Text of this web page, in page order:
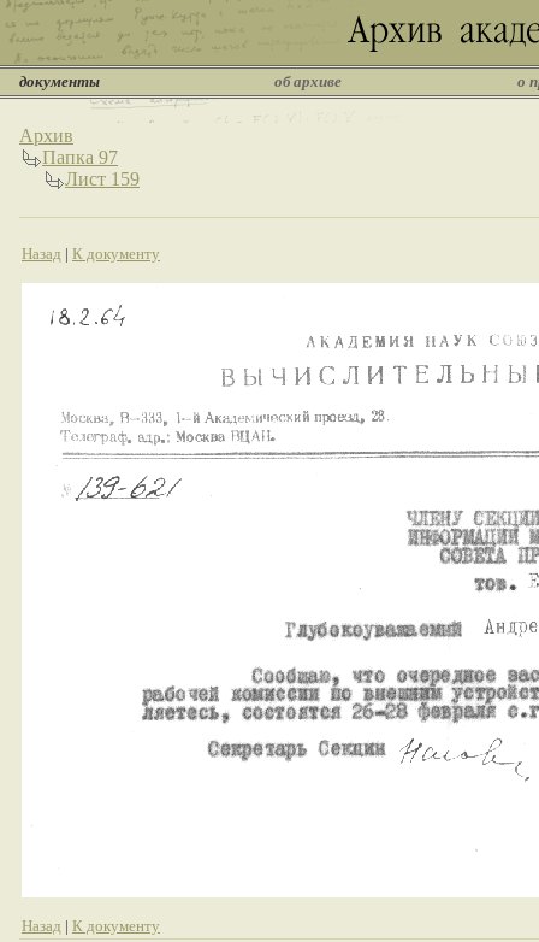
документы об архиве о
Архив
Папка 97
Лист 159
Назад | К документу
Назад | К документу